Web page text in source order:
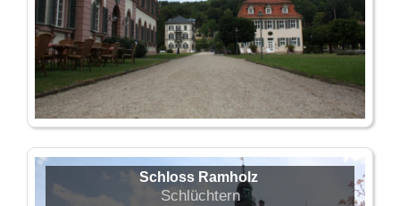
Schloss Ramholz
Schlüchtern